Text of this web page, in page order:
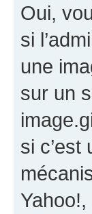
Oui,
si
une
sur un
si